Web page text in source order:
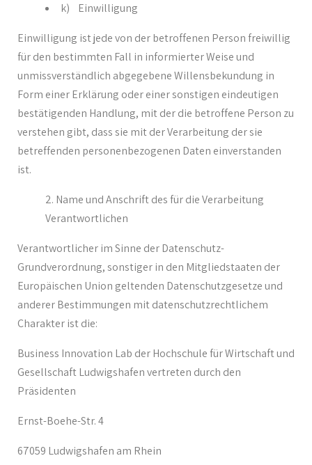
k) Einwilligung
Einwilligung ist jede von der betroffenen Person freiwillig
für den bestimmten Fall in informierter Weise und
unmissverständlich abgegebene Willensbekundung in
Form einer Erklärung oder einer sonstigen eindeutigen
bestätigenden Handlung, mit der die betroffene Person zu
verstehen gibt, dass sie mit der Verarbeitung der sie
betreffenden personenbezogenen Daten einverstanden
ist.
Name und Anschrift des für die Verarbeitung
Verantwortlichen
Verantwortlicher im Sinne der Datenschutz-
Grundverordnung, sonstiger in den Mitgliedstaaten der
Europäischen Union geltenden Datenschutzgesetze und
anderer Bestimmungen mit datenschutzrechtlichem
Charakter ist die:
Business Innovation Lab der Hochschule für Wirtschaft und
Gesellschaft Ludwigshafen vertreten durch den
Präsidenten
Ernst-Boehe-Str. 4
67059 Ludwigshafen am Rhein